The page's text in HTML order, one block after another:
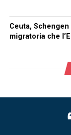
Ceuta,
migratoria che